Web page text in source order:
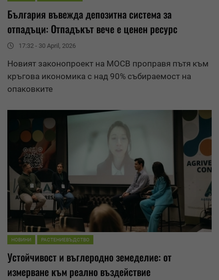
България въвежда депозитна система за
отпадъци: Отпадъкът вече е ценен ресурс
17:32 - 30 April, 2026
Новият законопроект на МОСВ проправя пътя към
кръгова икономика с над 90% събираемост на
опаковките
НОВИНИ РАСТЕНИЕВЪДСТВО
Устойчивост и въглеродно земеделие: от
измерване към реално въздействие